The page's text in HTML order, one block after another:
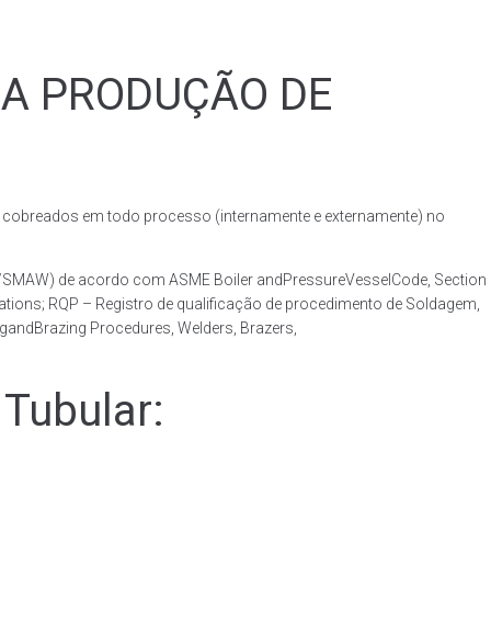
PRODUÇÃO DE
em todo processo (internamente e externamente) no
de acordo com ASME Boiler andPressureVesselCode, Section
RQP – Registro de qualificação de procedimento de Soldagem,
Procedures, Welders, Brazers,